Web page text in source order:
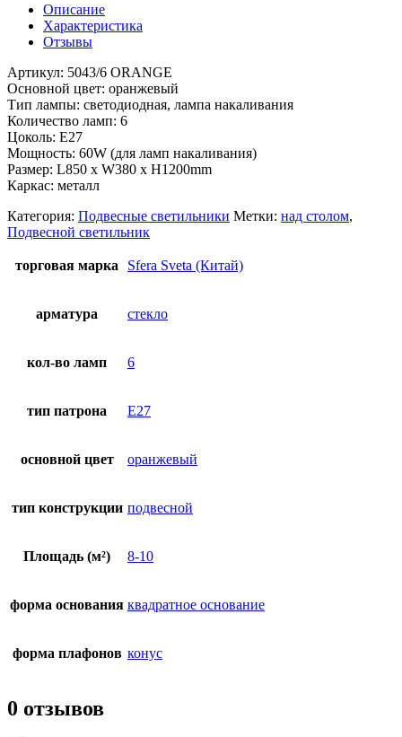
Описание
Характеристика
Отзывы
Артикул: 5043/6 ORANGE
Основной цвет: оранжевый
Тип лампы: светодиодная, лампа накаливания
Количество ламп: 6
Цоколь: E27
Мощность: 60W (для ламп накаливания)
Размер: L850 x W380 x H1200mm
Каркас: металл
Категория: Подвесные светильники Метки: над столом,
Подвесной светильник
торговая марка Sfera Sveta (Китай)
арматура стекло
кол-во ламп 6
тип патрона E27
основной цвет оранжевый
тип конструкции подвесной
Площадь (м²) 8-10
форма основания квадратное основание
форма плафонов конус
0 отзывов